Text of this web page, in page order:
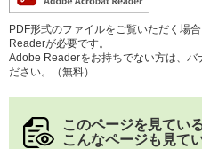
PDF形式のファイルをご覧いただく場
Readerが必要です。
Adobe Readerをお持ちでない方は、バ
ださい。（無料）
このページを見てい
こんなページも見て